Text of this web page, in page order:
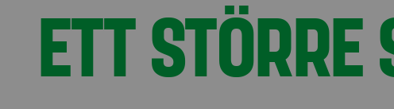
ETT